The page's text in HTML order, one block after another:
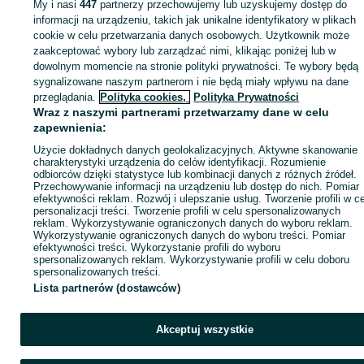
KATEGORIA
ID:1064257596 Wyświetlenia:
Zadzwoń / SMS
My i nasi447 partnerzy przechowujemy lub uzyskujemy dostęp do
informacji na urządzeniu, takich jak unikalne identyfikatory w plikach
cookie w celu przetwarzania danych osobowych. Użytkownik może
zaakceptować wybory lub zarządzać nimi, klikając poniżej lub w
dowolnym momencie na stronie polityki prywatności. Te wybory będą
sygnalizowane naszym partnerom i nie będą miały wpływu na dane
przeglądania. Polityka cookies, Polityka Prywatności
Wraz z naszymi partnerami przetwarzamy dane w celu
zapewnienia:
Użycie dokładnych danych geolokalizacyjnych. Aktywne skanowanie
charakterystyki urządzenia do celów identyfikacji. Rozumienie
odbiorców dzięki statystyce lub kombinacji danych z różnych źródeł.
Przechowywanie informacji na urządzeniu lub dostęp do nich. Pomiar
efektywności reklam. Rozwój i ulepszanie usług. Tworzenie profili w
personalizacji treści. Tworzenie profili w celu spersonalizowanych
reklam. Wykorzystywanie ograniczonych danych do wyboru reklam.
Wykorzystywanie ograniczonych danych do wyboru treści. Pomiar
efektywności treści. Wykorzystanie profili do wyboru
spersonalizowanych reklam. Wykorzystywanie profili w celu doboru
spersonalizowanych treści.
Lista partnerów (dostawców)
Akceptuj wszystkie